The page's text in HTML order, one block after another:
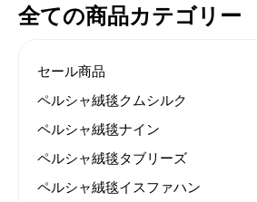
全ての商品カテゴリー
セール商品
ペルシャ絨毯クムシルク
ペルシャ絨毯ナイン
ペルシャ絨毯タブリーズ
ペルシャ絨毯イスファハン